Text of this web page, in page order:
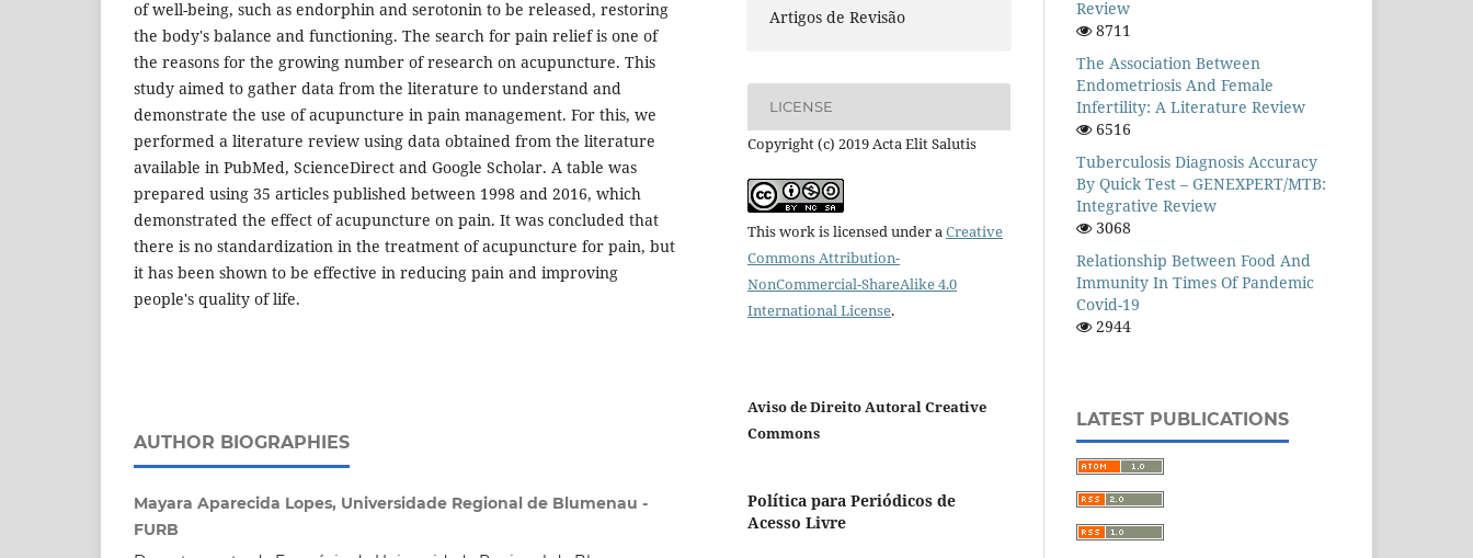
of well-being, such as endorphin and serotonin to be released, restoring
the body's balance and functioning. The search for pain relief is one of
the reasons for the growing number of research on acupuncture. This
study aimed to gather data from the literature to understand and
demonstrate the use of acupuncture in pain management. For this, we
performed a literature review using data obtained from the literature
available in PubMed, ScienceDirect and Google Scholar. A table was
prepared using 35 articles published between 1998 and 2016, which
demonstrated the effect of acupuncture on pain. It was concluded that
there is no standardization in the treatment of acupuncture for pain, but
it has been shown to be effective in reducing pain and improving
people's quality of life.
AUTHOR BIOGRAPHIES
Mayara Aparecida Lopes, Universidade Regional de Blumenau -
FURB
Artigos de Revisão
LICENSE
Copyright (c) 2019 Acta Elit Salutis
This work is licensed under aCreative
Commons Attribution-
NonCommercial-ShareAlike 4.0
International License.
Aviso de Direito Autoral Creative
Commons
Política para Periódicos de
Acesso Livre
Review
8711
The Association Between
Endometriosis And Female
Infertility: A Literature Review
6516
Tuberculosis Diagnosis Accuracy
By Quick Test – GENEXPERT/MTB:
Integrative Review
3068
Relationship Between Food And
Immunity In Times Of Pandemic
Covid-19
2944
LATEST PUBLICATIONS